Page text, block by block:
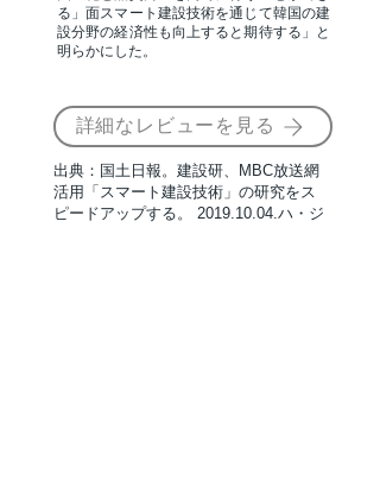
る」面スマート建設技術を通じて韓国の建
設分野の経済性も向上すると期待する」と
明らかにした。
詳細なレビューを見る
出典：国土日報。建設研、MBC放送網
活用「スマート建設技術」の研究をス
ピードアップする。 2019.10.04.ハ・ジ